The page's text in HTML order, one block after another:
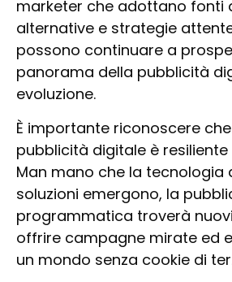
marketer che adottano fonti
alternative e strategie
possono continuare a
panorama della pubblicità
evoluzione.
È importante riconoscere
pubblicità digitale è
Man mano che la tecnologia
soluzioni emergono, la
programmatica troverà
offrire campagne mirate ed
un mondo senza cookie di